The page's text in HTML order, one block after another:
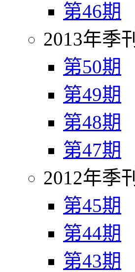
第46期
2013年季刊
第50期
第49期
第48期
第47期
2012年季刊
第45期
第44期
第43期